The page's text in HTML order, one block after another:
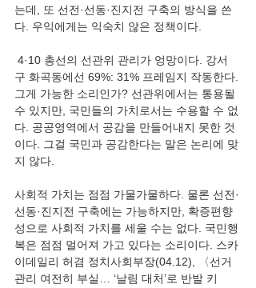
는데, 또 선전·선동·진지전 구축의 방식을 쓴
다. 우익에게는 익숙치 않은 정책이다.
4·10 총선의 선관위 관리가 엉망이다. 강서
구 화곡동에선 69%: 31% 프레임지 작동한다.
그게 가능한 소리인가? 선관위에서는 통용될
수 있지만, 국민들의 가치로서는 수용할 수 없
다. 공공영역에서 공감을 만들어내지 못한 것
이다. 그걸 국민과 공감한다는 말은 논리에 맞
지 않다.
사회적 가치는 점점 가물가물하다. 물론 선전·
선동·진지전 구축에는 가능하지만, 확증편향
성으로 사회적 가치를 세울 수는 없다. 국민행
복은 점점 멀어져 가고 있다는 소리이다. 스카
이데일리 허겸 정치사회부장(04.12), 〈선거
관리 여전히 부실… ‘날림 대처’로 반발 키